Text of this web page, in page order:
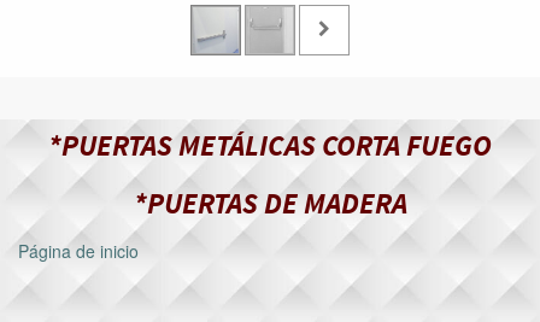
*PUERTAS METÁLICAS CORTA FUEGO
*PUERTAS DE MADERA
Página de inicio